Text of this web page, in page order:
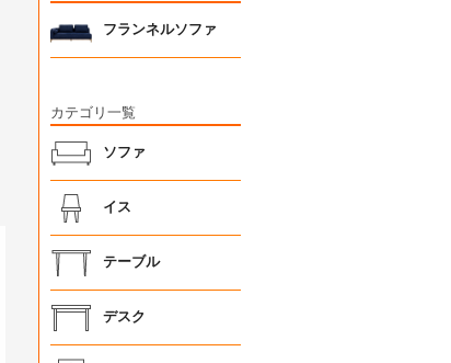
フランネルソファ
カテゴリ一覧
ソファ
イス
テーブル
デスク